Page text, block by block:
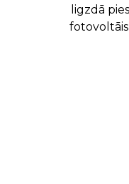
ligzdā